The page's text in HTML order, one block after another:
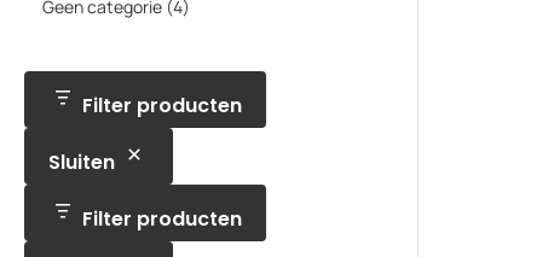
d
t
n
t
o
c
u
Geen categorie 44
p
u
n
Filter producten
Sluiten
Filter producten